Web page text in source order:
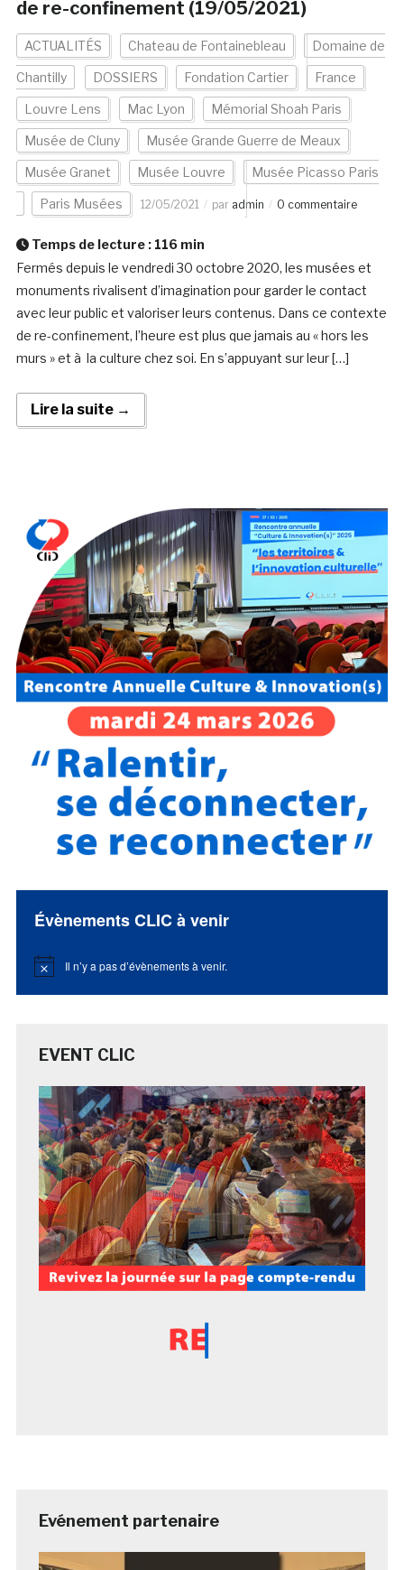
de re-confinement (19/05/2021)
ACTUALITÉS Chateau de Fontainebleau Domaine de
Chantilly DOSSIERS Fondation Cartier France
Louvre Lens Mac Lyon Mémorial Shoah Paris
Musée de Cluny Musée Grande Guerre de Meaux
Musée Granet Musée Louvre Musée Picasso Paris
Paris Musées 12/05/2021 par admin 0 commentaire
Temps de lecture : 116 min
Fermés depuis le vendredi 30 octobre 2020, les musées et
monuments rivalisent d’imagination pour garder le contact
avec leur public et valoriser leurs contenus. Dans ce contexte
de re-confinement, l’heure est plus que jamais au « hors les
murs » et à la culture chez soi. En s’appuyant sur leur […]
Lire la suite →
Évènements CLIC à venir
Notice Il n’y a pas d’évènements à venir.
EVENT CLIC
Evénement partenaire